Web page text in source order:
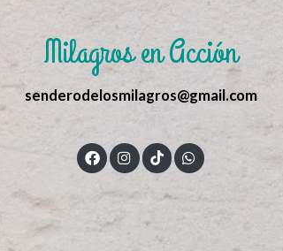
Milagros en Acción
senderodelosmilagros@gmail.com